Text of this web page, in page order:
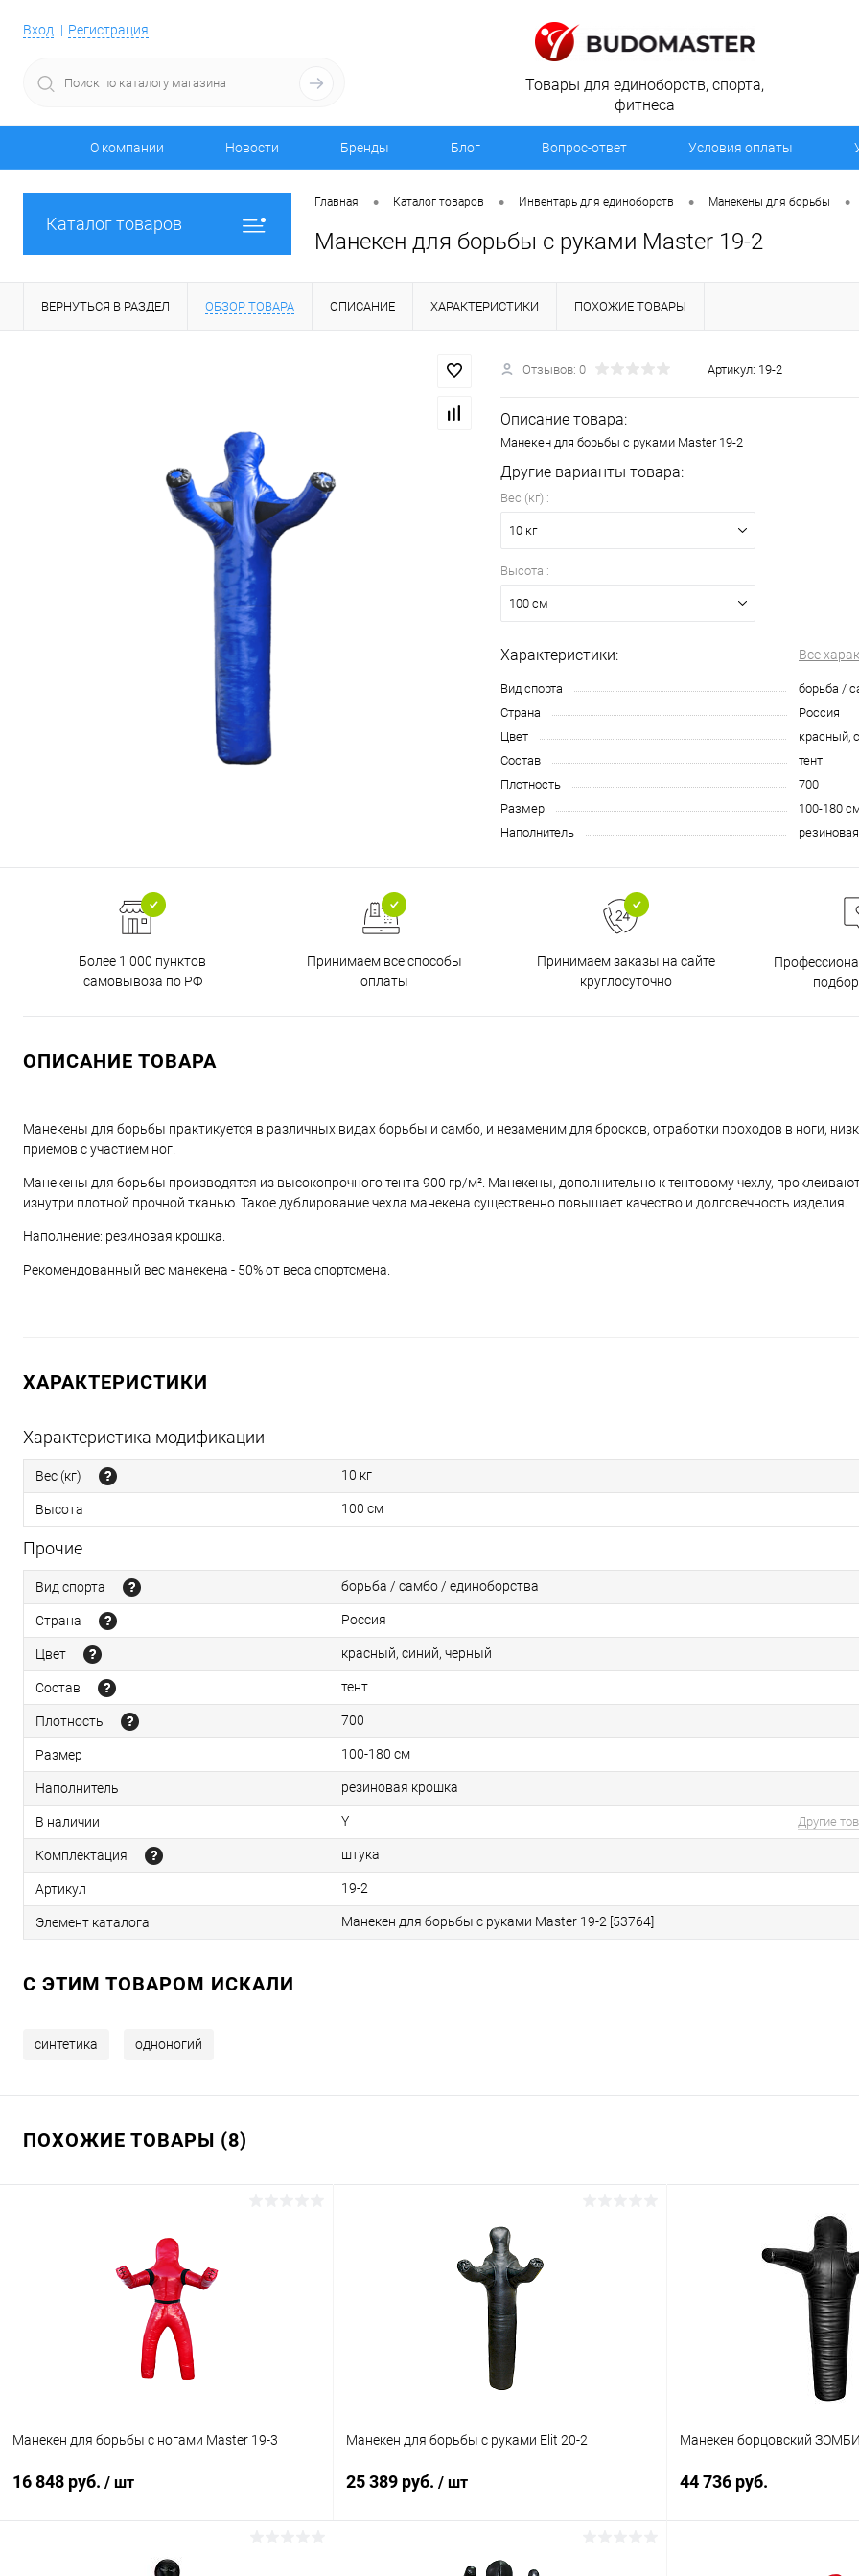
Вход Регистрация
Товары для единоборств, спорта,
фитнеса
О компании Новости Бренды Блог Вопрос-ответ Условия оплаты
Каталог товаров
Главная • Каталог товаров • Инвентарь для единоборств • Манекены для борьбы •
Манекен для борьбы с руками Master 19-2
ВЕРНУТЬСЯ В РАЗДЕЛ ОБЗОР ТОВАРА ОПИСАНИЕ ХАРАКТЕРИСТИКИ ПОХОЖИЕ ТОВАРЫ
Отзывов: 0 Артикул: 19-2
Описание товара:
Манекен для борьбы с руками Master 19-2
Другие варианты товара:
Вес (кг) :
10 кг
Высота :
100 см
Характеристики: Все
Вид спорта
борьба /
Страна
Россия
Цвет
красный,
Состав
тент
Плотность
700
Размер
100-180
Наполнитель
Более 1 000 пунктов
самовывоза по РФ
Принимаем все способы
оплаты
Принимаем заказы на сайте
круглосуточно
ОПИСАНИЕ ТОВАРА
Манекены для борьбы практикуется в различных видах борьбы и самбо, и незаменим для бросков, отработки проходов в ноги,
приемов с участием ног.
Манекены для борьбы производятся из высокопрочного тента 900 гр/м². Манекены, дополнительно к тентовому чехлу,
изнутри плотной прочной тканью. Такое дублирование чехла манекена существенно повышает качество и долговечность изделия.
Наполнение: резиновая крошка.
Рекомендованный вес манекена - 50% от веса спортсмена.
ХАРАКТЕРИСТИКИ
Характеристика модификации
Вес (кг) 10 кг
Высота 100 см
Прочие
Вид спорта борьба / самбо / единоборства
Страна Россия
Цвет красный, синий, черный
Состав тент
Плотность 700
Размер 100-180 см
Наполнитель резиновая крошка
В наличии Y Другие
Комплектация штука
Артикул 19-2
Элемент каталога Манекен для борьбы с руками Master 19-2 [53764]
C ЭТИМ ТОВАРОМ ИСКАЛИ
синтетика одноногий
ПОХОЖИЕ ТОВАРЫ (8)
Манекен для борьбы с ногами Master 19-3
16 848 руб. / шт
В корзину
Манекен для борьбы с руками Elit 20-2
25 389 руб. / шт
В корзину
Манекен борцовский
44 736 руб.